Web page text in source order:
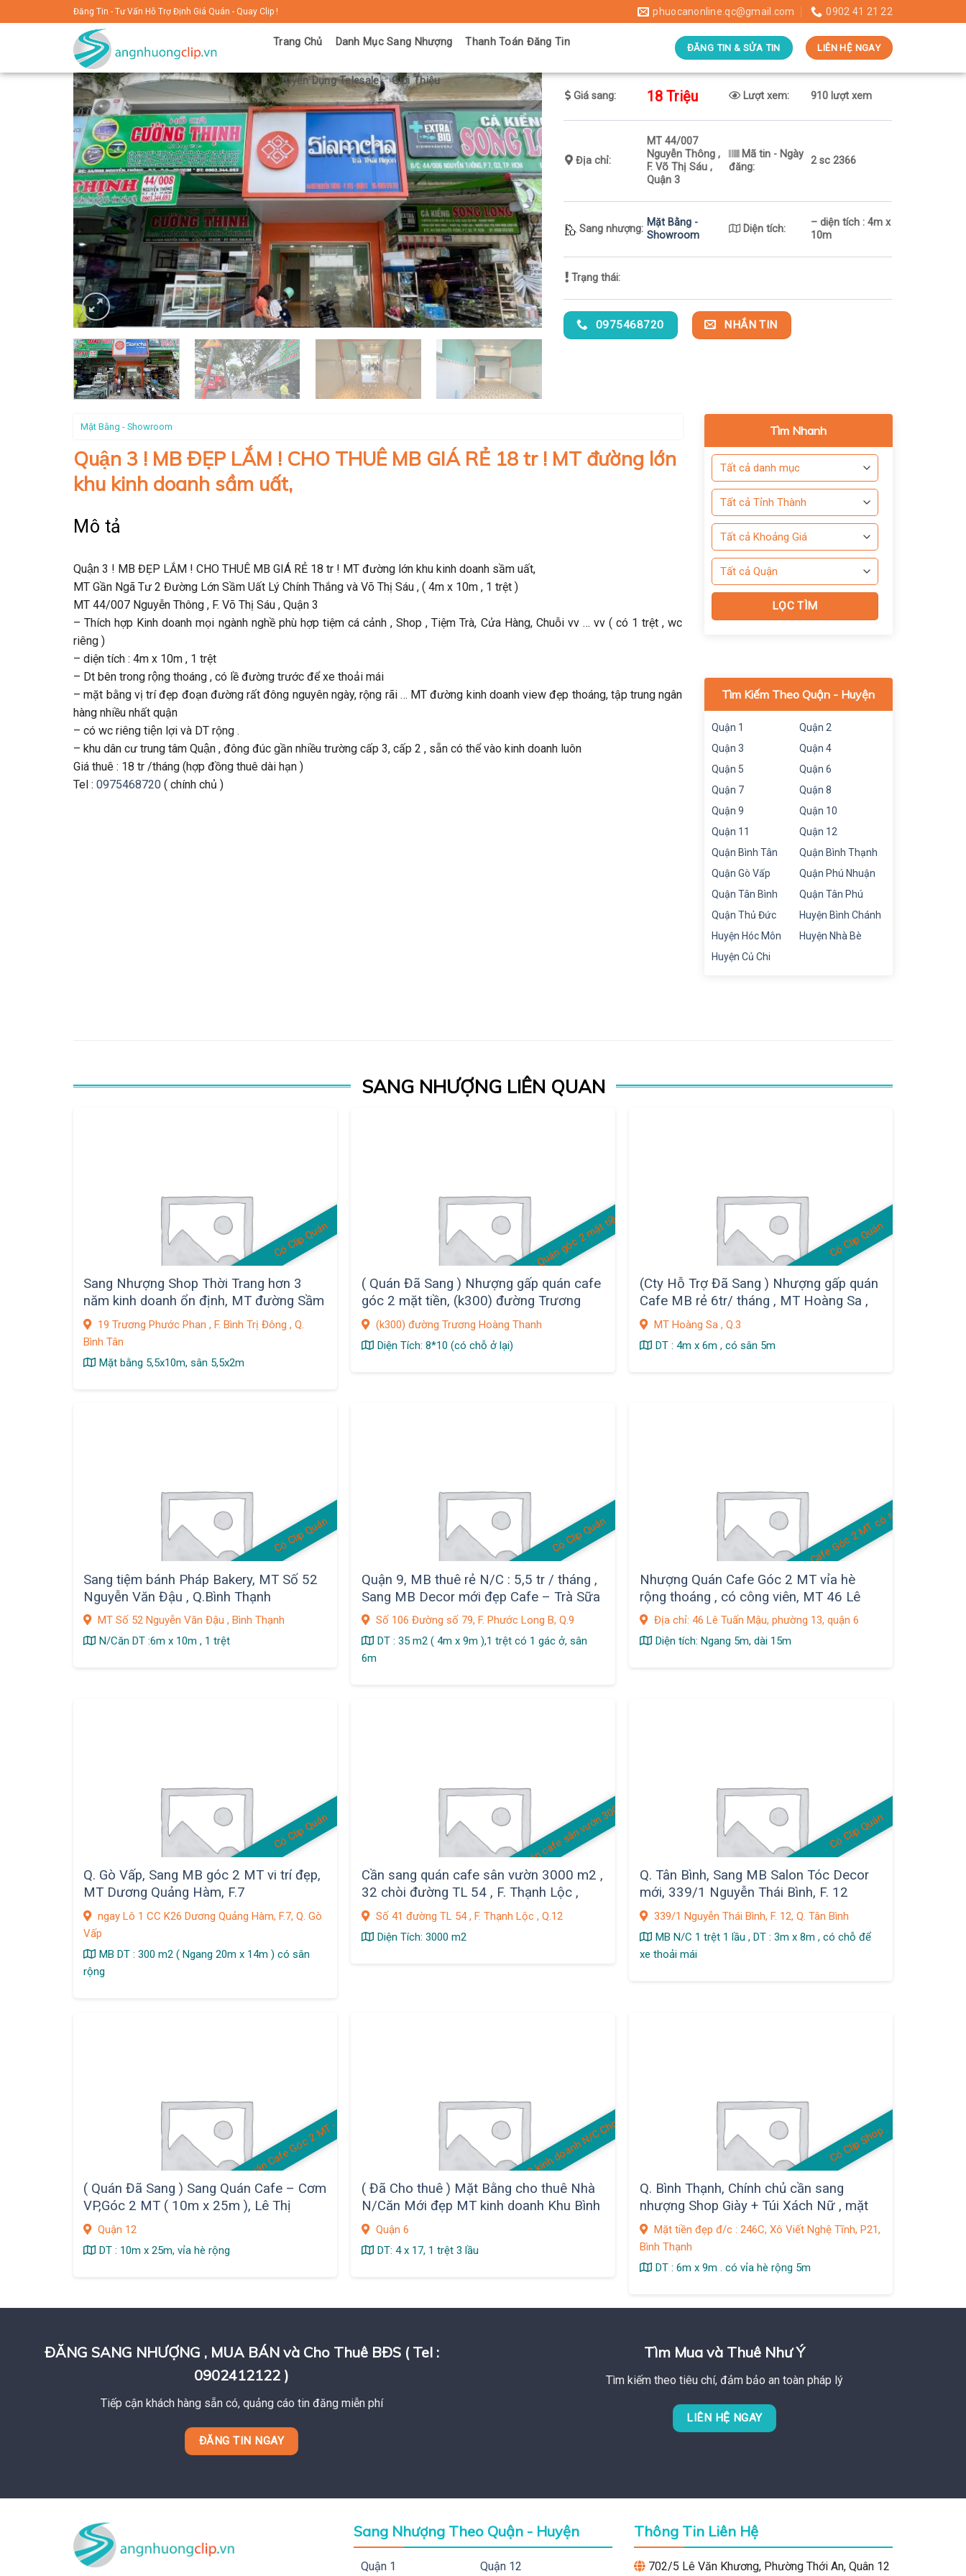
to
Đăng Tin - Tư Vấn Hỗ Trợ Định Giá Quán - Quay Clip ! phuocanonline.qc@gmail.com 0902 41 21 22
Trang Chủ Danh Mục Sang Nhượng Thanh Toán Đăng Tin
Tuyển Dụng Telesale Giới Thiệu
ĐĂNG TIN & SỬA TIN LIÊN HỆ NGAY
Giá sang: 18 Triệu Lượt xem: 910 lượt xem
Địa chỉ:
MT 44/007
Nguyễn Thông ,
F. Võ Thị Sáu ,
Quận 3
Mã tin - Ngày
đăng:
2 sc 2366
Sang nhượng:
Mặt Bằng -
Showroom
Diện tích:
– diện tích : 4m x
10m
Trạng thái:
0975468720 NHẮN TIN
Mặt Bằng - Showroom
Quận 3 ! MB ĐẸP LẮM ! CHO THUÊ MB GIÁ RẺ 18 tr ! MT đường lớn
khu kinh doanh sầm uất,
Mô tả
Quận 3 ! MB ĐẸP LẮM ! CHO THUÊ MB GIÁ RẺ 18 tr ! MT đường lớn khu kinh doanh sầm uất,
MT Gần Ngã Tư 2 Đường Lớn Sầm Uất Lý Chính Thắng và Võ Thị Sáu , ( 4m x 10m , 1 trệt )
MT 44/007 Nguyễn Thông , F. Võ Thị Sáu , Quận 3
– Thích hợp Kinh doanh mọi ngành nghề phù hợp tiệm cá cảnh , Shop , Tiệm Trà, Cửa Hàng, Chuỗi vv … vv ( có 1 trệt , wc
riêng )
– diện tích : 4m x 10m , 1 trệt
– Dt bên trong rộng thoáng , có lề đường trước để xe thoải mái
– mặt bằng vị trí đẹp đoạn đường rất đông nguyên ngày, rộng rãi … MT đường kinh doanh view đẹp thoáng, tập trung ngân
hàng nhiều nhất quận
– có wc riêng tiện lợi và DT rộng .
– khu dân cư trung tâm Quận , đông đúc gần nhiều trường cấp 3, cấp 2 , sẵn có thể vào kinh doanh luôn
Giá thuê : 18 tr /tháng (hợp đồng thuê dài hạn )
Tel : 0975468720 ( chính chủ )
Tìm Nhanh
Tìm Kiếm Theo Quận - Huyện
Quận 1
Quận 2
Quận 3
Quận 4
Quận 5
Quận 6
Quận 7
Quận 8
Quận 9
Quận 10
Quận 11
Quận 12
Quận Bình Tân
Quận Bình Thạnh
Quận Gò Vấp
Quận Phú Nhuận
Quận Tân Bình
Quận Tân Phú
Quận Thủ Đức
Huyện Bình Chánh
Huyện Hóc Môn
Huyện Nhà Bè
Huyện Củ Chi
SANG NHƯỢNG LIÊN QUAN
Có Clip Quán
Sang Nhượng Shop Thời Trang hơn 3
năm kinh doanh ổn định, MT đường Sầm
uất19 Trương Phước Phan , F. Bình Trị Đông , Q.
Bình Tân
Mặt bằng 5,5x10m, sân 5,5x2m
Quán góc 2 mặt tiền
( Quán Đã Sang ) Nhượng gấp quán cafe
góc 2 mặt tiền, (k300) đường Trương
Hoàng Thanh, P12, Quận Tân Bình
(k300) đường Trương Hoàng Thanh
Diện Tích: 8*10 (có chỗ ở lại)
Có Clip Quán
(Cty Hỗ Trợ Đã Sang ) Nhượng gấp quán
Cafe MB rẻ 6tr/ tháng , MT Hoàng Sa ,
Q.3MT Hoàng Sa , Q.3
DT : 4m x 6m , có sân 5m
Có Clip Quán
Sang tiệm bánh Pháp Bakery, MT Số 52
Nguyễn Văn Đậu , Q.Bình Thạnh
MT Số 52 Nguyễn Văn Đậu , Bình Thạnh
N/Căn DT :6m x 10m , 1 trệt
Có Clip Quán
Quận 9, MB thuê rẻ N/C : 5,5 tr / tháng ,
Sang MB Decor mới đẹp Cafe – Trà Sữa
Số 106 Đường số 79, F. Phước Long B, Q.9
DT : 35 m2 ( 4m x 9m ),1 trệt có 1 gác ở, sân
6m
Cafe Góc 2 MT có sân
Nhượng Quán Cafe Góc 2 MT vỉa hè
rộng thoáng , có công viên, MT 46 Lê
Tuấn Mậu, phường 13, quận 6
Địa chỉ: 46 Lê Tuấn Mậu, phường 13, quận 6
Diện tích: Ngang 5m, dài 15m
Có Clip Quán
Q. Gò Vấp, Sang MB góc 2 MT vi trí đẹp,
MT Dương Quảng Hàm, F.7
ngay Lô 1 CC K26 Dương Quảng Hàm, F.7, Q. Gò
Vấp
MB DT : 300 m2 ( Ngang 20m x 14m ) có sân
rộng
quán cafe sân vườn 3000 m2
Cần sang quán cafe sân vườn 3000 m2 ,
32 chòi đường TL 54 , F. Thạnh Lộc ,
Q.12Số 41 đường TL 54 , F. Thạnh Lộc , Q.12
Diện Tích: 3000 m2
Có Clip Quán
Q. Tân Bình, Sang MB Salon Tóc Decor
mới, 339/1 Nguyễn Thái Bình, F. 12
339/1 Nguyễn Thái Bình, F. 12, Q. Tân Bình
MB N/C 1 trệt 1 lầu , DT : 3m x 8m , có chỗ để
xe thoải mái
Q
u
á
C
a
f
e
G
ó
c
2
M
T
-
C
ơ
m
V
( Quán Đã Sang ) Sang Quán Cafe – Cơm
VP,Góc 2 MT ( 10m x 25m ), Lê Thị
Riêng, Q.12
Quận 12
DT : 10m x 25m, vỉa hè rộng
MB kinh doanh N/C Cho thuê
( Đã Cho thuê ) Mặt Bằng cho thuê Nhà
N/Căn Mới đẹp MT kinh doanh Khu Bình
Phú, Q.6
Quận 6
DT: 4 x 17, 1 trệt 3 lầu
Có Clip Shop
Q. Bình Thạnh, Chính chủ cần sang
nhượng Shop Giày + Túi Xách Nữ , mặt
bằng Decor Đẹp
Mặt tiền đẹp đ/c : 246C, Xô Viết Nghệ Tĩnh, P21,
Bình Thạnh
DT : 6m x 9m . có vỉa hè rộng 5m
ĐĂNG SANG NHƯỢNG , MUA BÁN và Cho Thuê BĐS ( Tel :
0902412122 )
Tiếp cận khách hàng sẵn có, quảng cáo tin đăng miễn phí
ĐĂNG TIN NGAY
Tìm Mua và Thuê Như Ý
Tìm kiếm theo tiêu chí, đảm bảo an toàn pháp lý
LIÊN HỆ NGAY
Sang Nhượng Theo Quận - Huyện
Quận 1 Quận 12
Thông Tin Liên Hệ
702/5 Lê Văn Khương, Phường Thới An, Quân 12